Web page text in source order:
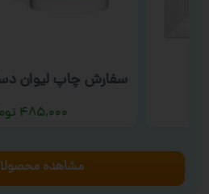
سفارش چاپ لیوان
۴۸۵,۰۰۰
مشاهده